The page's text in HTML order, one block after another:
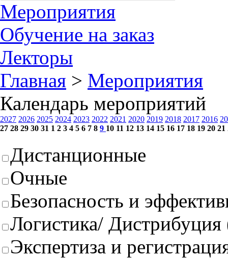
Мероприятия
Обучение на заказ
Лекторы
Главная > Мероприятия
Календарь мероприятий
2027 2026 2025 2024 2023 2022 2021 2020 2019 2018 2017 2016
27 28 29 30 31 1 2 3 4 5 6 7 8 9 10 11 12 13 14 15 16 17 18 19 20 21
Дистанционные
Очные
Безопасность и
Логистика/
Экспертиза и